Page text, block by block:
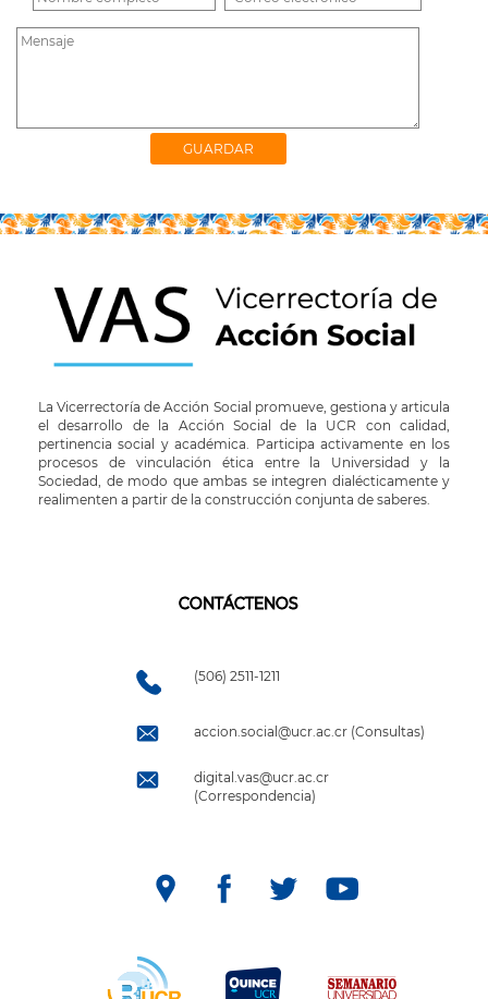
La Vicerrectoría de Acción Social promueve, gestiona y articula
el desarrollo de la Acción Social de la UCR con calidad,
pertinencia social y académica. Participa activamente en los
procesos de vinculación ética entre la Universidad y la
Sociedad, de modo que ambas se integren dialécticamente y
realimenten a partir de la construcción conjunta de saberes.
CONTÁCTENOS
(506) 2511-1211
accion.social@ucr.ac.cr (Consultas)
digital.vas@ucr.ac.cr
(Correspondencia)